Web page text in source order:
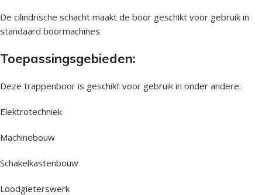
De cilindrische schacht maakt de boor geschikt voor gebruik in
standaard boormachines
Toepassingsgebieden:
Deze trappenboor is geschikt voor gebruik in onder andere:
Elektrotechniek
Machinebouw
Schakelkastenbouw
Loodgieterswerk